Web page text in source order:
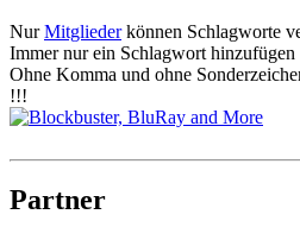
NurMitgliederkönnen Schlagworte
Immer nur ein Schlagwort
Ohne Komma und ohne
!!!
Partner